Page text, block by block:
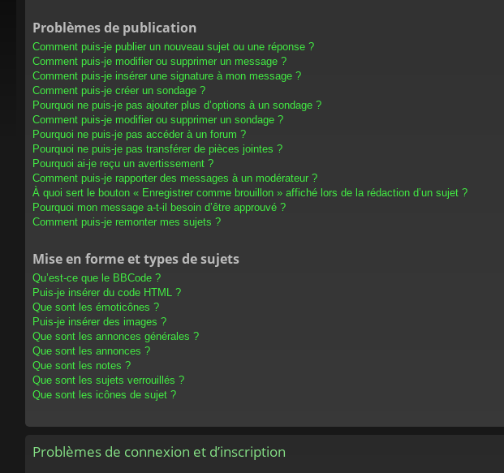
Problèmes de publication
Comment puis-je publier un nouveau sujet ou une réponse ?
Comment puis-je modifier ou supprimer un message ?
Comment puis-je insérer une signature à mon message ?
Comment puis-je créer un sondage ?
Pourquoi ne puis-je pas ajouter plus d’options à un sondage ?
Comment puis-je modifier ou supprimer un sondage ?
Pourquoi ne puis-je pas accéder à un forum ?
Pourquoi ne puis-je pas transférer de pièces jointes ?
Pourquoi ai-je reçu un avertissement ?
Comment puis-je rapporter des messages à un modérateur ?
À quoi sert le bouton « Enregistrer comme brouillon » affiché lors de la rédaction d’un sujet ?
Pourquoi mon message a-t-il besoin d’être approuvé ?
Comment puis-je remonter mes sujets ?
Mise en forme et types de sujets
Qu’est-ce que le BBCode ?
Puis-je insérer du code HTML ?
Que sont les émoticônes ?
Puis-je insérer des images ?
Que sont les annonces générales ?
Que sont les annonces ?
Que sont les notes ?
Que sont les sujets verrouillés ?
Que sont les icônes de sujet ?
Problèmes de connexion et d’inscription